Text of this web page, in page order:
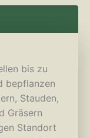
bis zu
bepflanzen
Stauden,
Gräsern
Standort